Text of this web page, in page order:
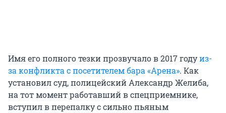
Имя его полного тезки прозвучало в 2017 годуиз-
за конфликта с посетителем бара «Арена». Как
установил суд, полицейский Александр Желиба,
на тот момент работавший в спецприемнике,
вступил в перепалку с сильно пьяным